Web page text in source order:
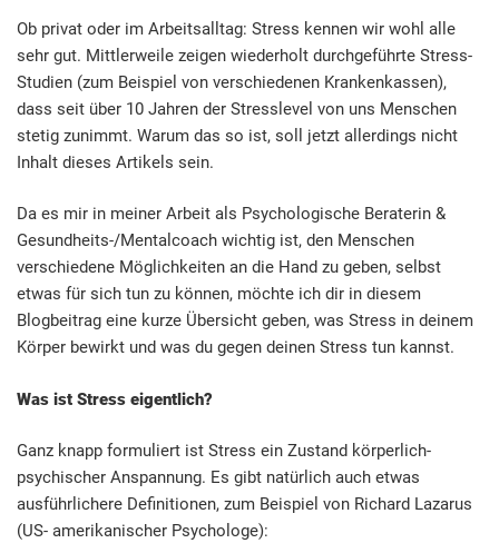
Ob privat oder im Arbeitsalltag: Stress kennen wir wohl alle
sehr gut. Mittlerweile zeigen wiederholt durchgeführte Stress-
Studien (zum Beispiel von verschiedenen Krankenkassen),
dass seit über 10 Jahren der Stresslevel von uns Menschen
stetig zunimmt. Warum das so ist, soll jetzt allerdings nicht
Inhalt dieses Artikels sein.
Da es mir in meiner Arbeit als Psychologische Beraterin &
Gesundheits-/Mentalcoach wichtig ist, den Menschen
verschiedene Möglichkeiten an die Hand zu geben, selbst
etwas für sich tun zu können, möchte ich dir in diesem
Blogbeitrag eine kurze Übersicht geben, was Stress in deinem
Körper bewirkt und was du gegen deinen Stress tun kannst.
Was ist Stress eigentlich?
Ganz knapp formuliert ist Stress ein Zustand körperlich-
psychischer Anspannung. Es gibt natürlich auch etwas
ausführlichere Definitionen, zum Beispiel von Richard Lazarus
(US- amerikanischer Psychologe):